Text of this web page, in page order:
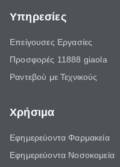
Υπηρεσίες
Επείγουσες Εργασίες
Προσφορές 11888 giaola
Ραντεβού με Τεχνικούς
Χρήσιμα
Εφημερεύοντα Φαρμακεία
Εφημερεύοντα Νοσοκομεία